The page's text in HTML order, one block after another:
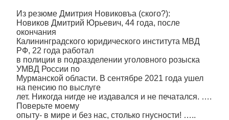
Из резюме Дмитрия Новиковъа (ского?):
Новиков Дмитрий Юрьевич, 44 года, после
окончания
Калининградского юридического института МВД
РФ, 22 года работал
в полиции в подразделении уголовного розыска
УМВД России по
Мурманской области. В сентябре 2021 года ушел
на пенсию по выслуге
лет. Никогда нигде не издавался и не печатался. ….
Поверьте моему
опыту- в мире и без нас, столько гнусности! …..